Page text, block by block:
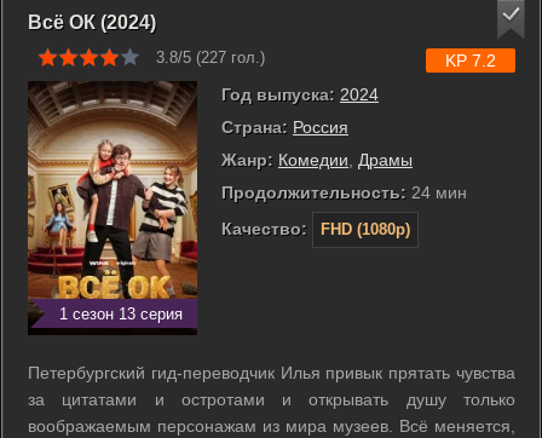
Всё ОК (2024)
3.8/5 (227 гол.)
1 сезон 13 серия
Год выпуска: 2024
Страна: Россия
Жанр: Комедии, Драмы
Продолжительность: 24 мин
Качество:
FHD (1080p)
KP 7.2
Петербургский гид-переводчик Илья привык прятать чувства
за цитатами и остротами и открывать душу только
воображаемым персонажам из мира музеев. Всё меняется,